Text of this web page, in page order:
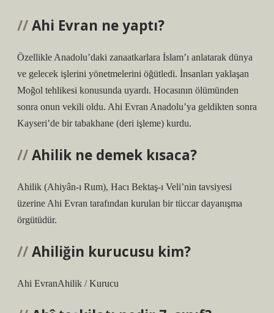
Ahi Evran ne yaptı?
Özellikle Anadolu’daki zanaatkarlara İslam’ı anlatarak dünya
ve gelecek işlerini yönetmelerini öğütledi. İnsanları yaklaşan
Moğol tehlikesi konusunda uyardı. Hocasının ölümünden
sonra onun vekili oldu. Ahi Evran Anadolu’ya geldikten sonra
Kayseri’de bir tabakhane (deri işleme) kurdu.
Ahilik ne demek kısaca?
Ahilik (Ahiyân-ı Rum), Hacı Bektaş-ı Veli’nin tavsiyesi
üzerine Ahi Evran tarafından kurulan bir tüccar dayanışma
örgütüdür.
Ahiliğin kurucusu kim?
Ahi EvranAhilik / Kurucu